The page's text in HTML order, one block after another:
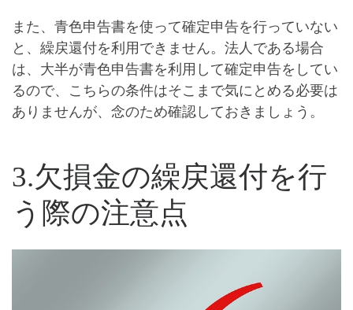
また、青色申告書を使って確定申告を行っていない
と、繰戻還付を利用できません。法人である場合
は、大半が青色申告書を利用して確定申告をしてい
るので、こちらの条件はそこまで気にとめる必要は
ありませんが、念のため確認しておきましょう。
3.欠損金の繰戻還付を行
う際の注意点